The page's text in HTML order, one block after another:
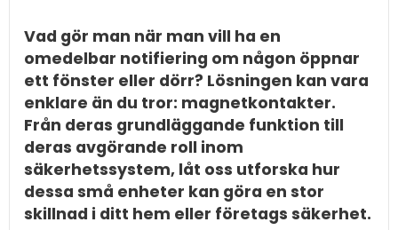
Vad gör man när man vill ha en
omedelbar notifiering om någon öppnar
ett fönster eller dörr? Lösningen kan vara
enklare än du tror: magnetkontakter.
Från deras grundläggande funktion till
deras avgörande roll inom
säkerhetssystem, låt oss utforska hur
dessa små enheter kan göra en stor
skillnad i ditt hem eller företags säkerhet.